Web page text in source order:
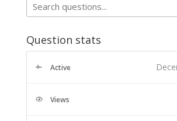
Question stats
Active
Views